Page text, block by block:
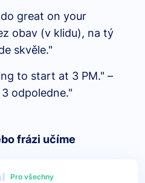
great on your
obav (v klidu), na tý
skvěle."
to start at 3 PM." –
odpoledne."
frázi učíme
Pro všechny